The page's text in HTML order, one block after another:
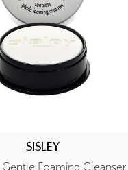
SISLEY
Gentle Foaming Cleanser